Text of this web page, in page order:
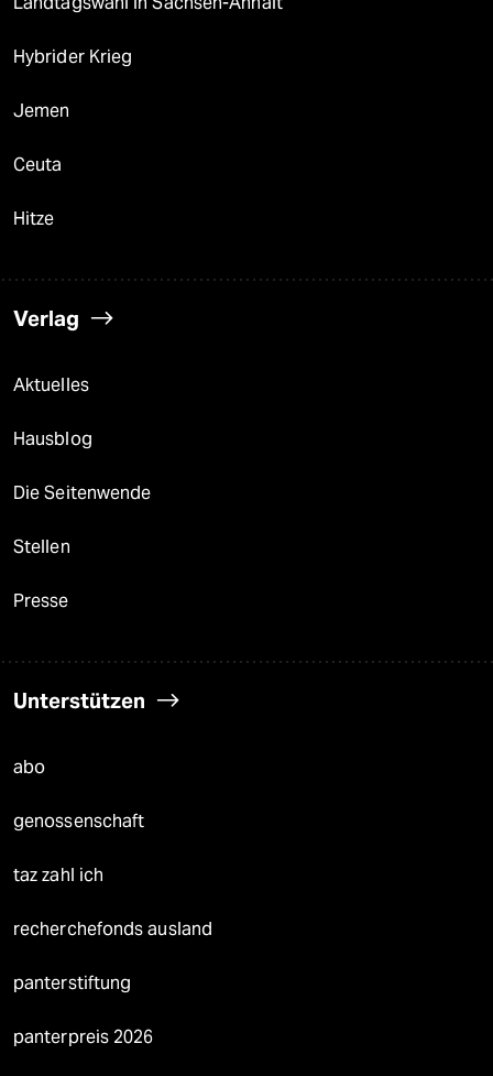
Hybrider Krieg
Jemen
Ceuta
Hitze
Verlag
Aktuelles
Hausblog
Die Seitenwende
Stellen
Presse
Unterstützen
abo
genossenschaft
taz zahl ich
recherchefonds ausland
panterstiftung
panterpreis 2026